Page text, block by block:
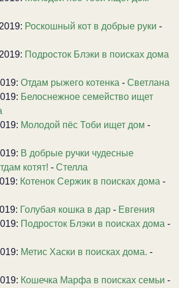
Роскошный кот в добрые руки -
Подросток Блэки в поисках дома
Отдам рыжего котенка - Светлана
Белоснежное семейство ищет
Молодой пёс Тоби ищет дом -
В добрые ручки чудесные
котят! - Стелла
Котенок Сержик в поисках дома -
Голубая кошка в дар - Евгения
Подросток Блэки в поисках дома -
Метис Хаски в поисках дома. -
Кошечка Марфа в поисках семьи -